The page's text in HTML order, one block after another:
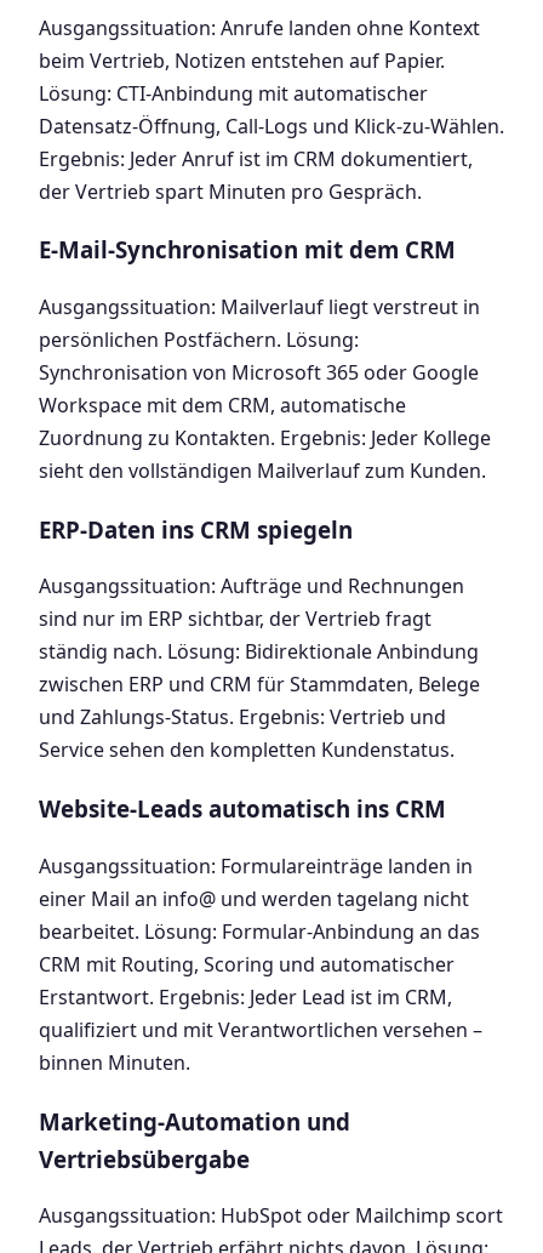
Ausgangssituation: Anrufe landen ohne Kontext
beim Vertrieb, Notizen entstehen auf Papier.
Lösung: CTI-Anbindung mit automatischer
Datensatz-Öffnung, Call-Logs und Klick-zu-Wählen.
Ergebnis: Jeder Anruf ist im CRM dokumentiert,
der Vertrieb spart Minuten pro Gespräch.
E-Mail-Synchronisation mit dem CRM
Ausgangssituation: Mailverlauf liegt verstreut in
persönlichen Postfächern. Lösung:
Synchronisation von Microsoft 365 oder Google
Workspace mit dem CRM, automatische
Zuordnung zu Kontakten. Ergebnis: Jeder Kollege
sieht den vollständigen Mailverlauf zum Kunden.
ERP-Daten ins CRM spiegeln
Ausgangssituation: Aufträge und Rechnungen
sind nur im ERP sichtbar, der Vertrieb fragt
ständig nach. Lösung: Bidirektionale Anbindung
zwischen ERP und CRM für Stammdaten, Belege
und Zahlungs-Status. Ergebnis: Vertrieb und
Service sehen den kompletten Kundenstatus.
Website-Leads automatisch ins CRM
Ausgangssituation: Formulareinträge landen in
einer Mail an info@ und werden tagelang nicht
bearbeitet. Lösung: Formular-Anbindung an das
CRM mit Routing, Scoring und automatischer
Erstantwort. Ergebnis: Jeder Lead ist im CRM,
qualifiziert und mit Verantwortlichen versehen –
binnen Minuten.
Marketing-Automation und
Vertriebsübergabe
Ausgangssituation: HubSpot oder Mailchimp scort